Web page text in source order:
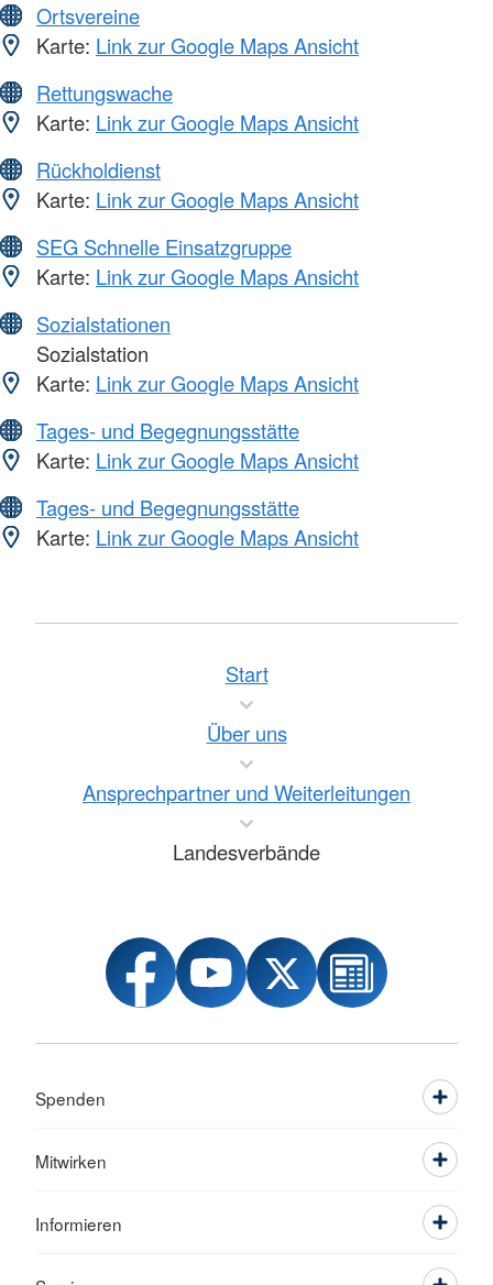
Ortsvereine
Karte: Link zur Google Maps Ansicht
Rettungswache
Karte: Link zur Google Maps Ansicht
Rückholdienst
Karte: Link zur Google Maps Ansicht
SEG Schnelle Einsatzgruppe
Karte: Link zur Google Maps Ansicht
Sozialstationen
Sozialstation
Karte: Link zur Google Maps Ansicht
Tages- und Begegnungsstätte
Karte: Link zur Google Maps Ansicht
Tages- und Begegnungsstätte
Karte: Link zur Google Maps Ansicht
Start
Über uns
Ansprechpartner und Weiterleitungen
Landesverbände
Spenden
Mitwirken
Informieren